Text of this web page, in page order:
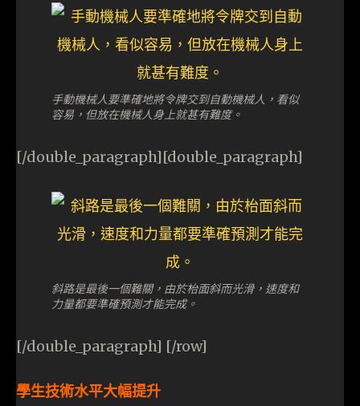
手動機械人要準確地將令牌交到自動機械人，看似
容易，但放在機械人身上就甚有難度。
[/double_paragraph][double_paragraph]
斜路是最後一個難關，由於枱面斜而光滑，速度和
力量都要準確預測才能完成。
[/double_paragraph] [/row]
學生技術水平大幅提升